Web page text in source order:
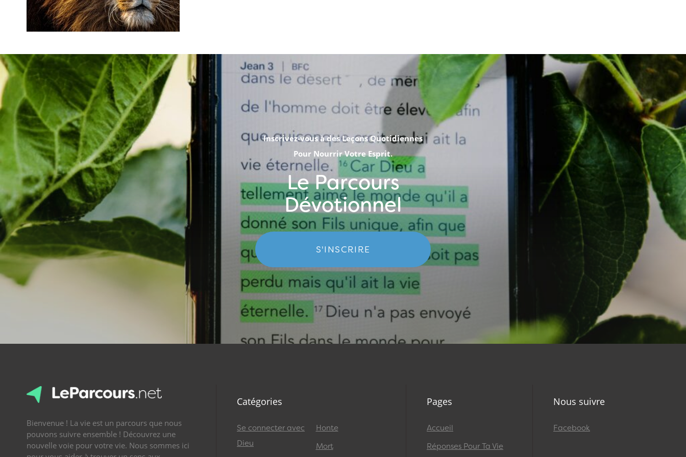
Inscrivez-vous à des Leçons Quotidiennes
Pour Nourrir Votre Esprit.
Le Parcours
Dévotionnel
S'INSCRIRE
Bienvenue ! La vie est un parcours que nous
pouvons suivre ensemble ! Découvrez une
nouvelle voie pour votre vie. Nous sommes ici
Catégories
Se connecter avec
Dieu
Honte
Mort
Pages
Accueil
Réponses Pour Ta Vie
Nous suivre
Facebook